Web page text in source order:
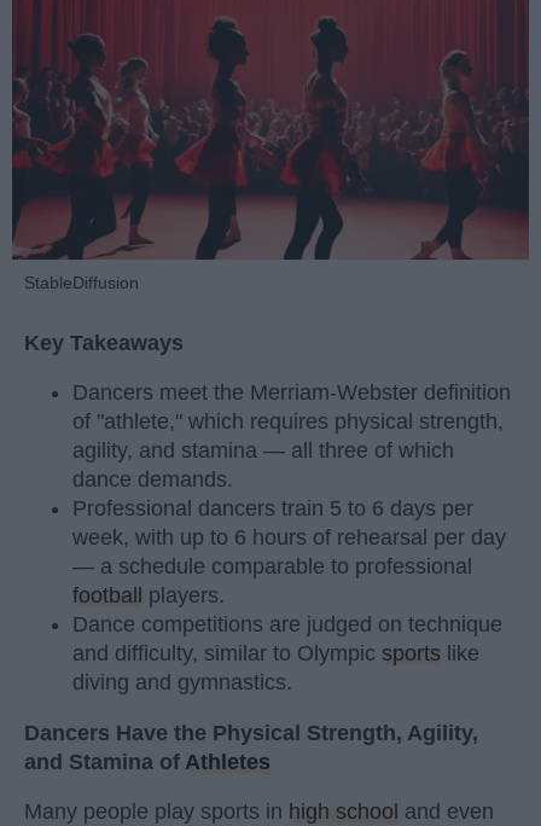
StableDiffusion
Key Takeaways
Dancers meet the Merriam-Webster definition
of "athlete," which requires physical strength,
agility, and stamina — all three of which
dance demands.
Professional dancers train 5 to 6 days per
week, with up to 6 hours of rehearsal per day
— a schedule comparable to professional
football
players.
Dance competitions are judged on technique
and difficulty, similar to Olympic sports like
diving and gymnastics.
Dancers Have the Physical Strength, Agility,
and Stamina of Athletes
Many people play sports in high school and even